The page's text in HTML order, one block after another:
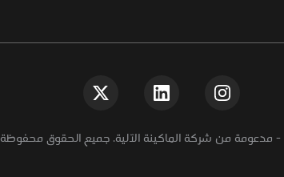
-مدعومة من شركة الماكينة الآلية. جميع الحقوق محفوظة